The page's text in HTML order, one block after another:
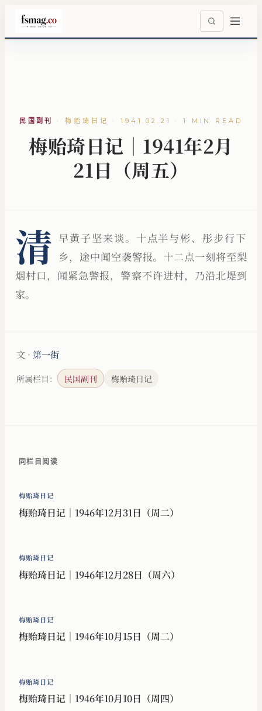
民国副刊 ·梅贻琦日记 · 1941.02.21 · 1 MIN READ
梅贻琦日记｜1941年2月
21日（周五）
清 早黄子坚来谈。十点半与彬、彤步行下
乡，途中闻空袭警报。十二点一刻将至梨
烟村口，闻紧急警报，警察不许进村，乃沿北堤到
家。
文 · 第一街
所属栏目： 民国副刊 梅贻琦日记
同栏目阅读
梅贻琦日记
梅贻琦日记｜1946年12月31日（周二）
梅贻琦日记
梅贻琦日记｜1946年12月28日（周六）
梅贻琦日记
梅贻琦日记｜1946年10月15日（周二）
梅贻琦日记
梅贻琦日记｜1946年10月10日（周四）